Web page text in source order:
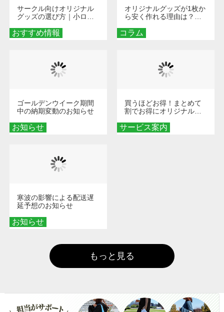
おすすめ情報
サークル向けオリジナル
グッズの選び方｜小ロッ
める秘訣
コラム
オリジナルグッズが1枚か
ら安く作れる理由は？オ
とメリットを解説
お知らせ
ゴールデンウイーク期間
中の納期変動のお知らせ
サービス案内
買うほどお得！まとめて
割でお得にオリジナルグ
お知らせ
寒波の影響による配送遅
延予想のお知らせ
もっと見る